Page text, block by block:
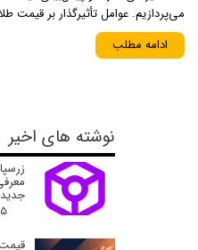
می‌پردازیم. عوامل تأثیرگذار بر قیمت
ادامه مطلب
نوشته های اخیر
۲۵